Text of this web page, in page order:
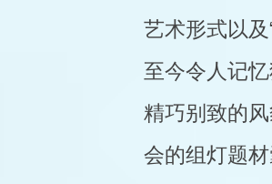
艺术形式以及
至今令人记
精巧别致的
会的组灯题